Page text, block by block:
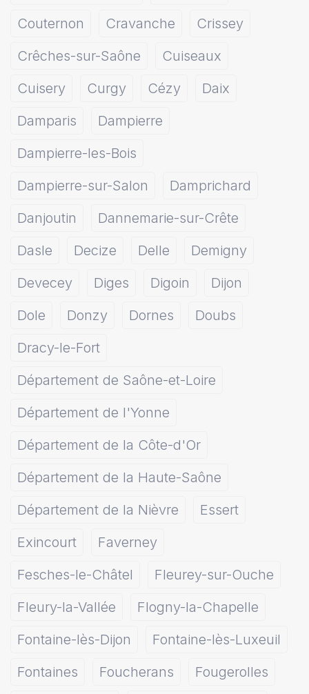
Couternon
Cravanche
Crissey
Crêches-sur-Saône
Cuiseaux
Cuisery
Curgy Cézy
Daix
Damparis
Dampierre
Dampierre-les-Bois
Dampierre-sur-Salon
Damprichard
Danjoutin
Dannemarie-sur-Crête
Dasle
Decize Delle
Demigny
Devecey
Diges Digoin
Dijon
Dole
Donzy Dornes
Doubs
Dracy-le-Fort
Département de Saône-et-Loire
Département de l'Yonne
Département de la Côte-d'Or
Département de la Haute-Saône
Département de la Nièvre
Essert
Exincourt
Faverney
Fesches-le-Châtel
Fleurey-sur-Ouche
Fleury-la-Vallée
Flogny-la-Chapelle
Fontaine-lès-Dijon
Fontaine-lès-Luxeuil
Fontaines
Foucherans
Fougerolles